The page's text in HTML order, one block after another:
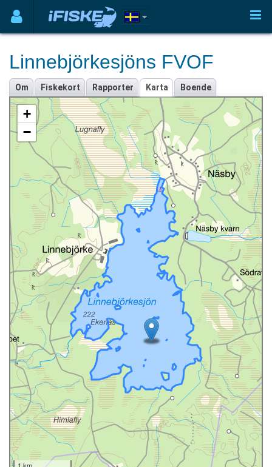
Linnebjörkesjöns FVOF
Om Fiskekort Rapporter Karta Boende
+
−